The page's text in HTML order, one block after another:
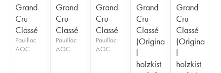
Grand
Cru
Classé
Pauillac
AOC
Grand
Cru
Classé
Pauillac
AOC
Grand
Cru
Classé
Pauillac
AOC
Grand
Cru
Classé
(Origina
l-
holzkist
Grand
Cru
Classé
(Origina
l-
holzkist